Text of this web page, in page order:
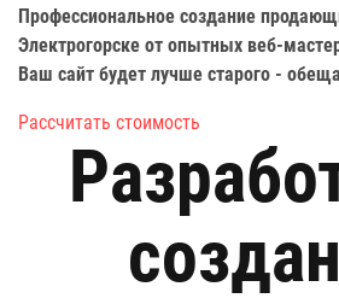
Профессиональное создание
Электрогорске от опытных веб-
Ваш сайт будет лучше старого -
Рассчитать стоимость